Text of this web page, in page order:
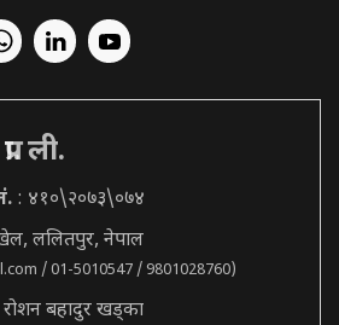
ली.
: ४१०\२०७३\०७४
ललितपुर, नेपाल
/ 01-5010547 / 9801028760)
बहादुर खड्का